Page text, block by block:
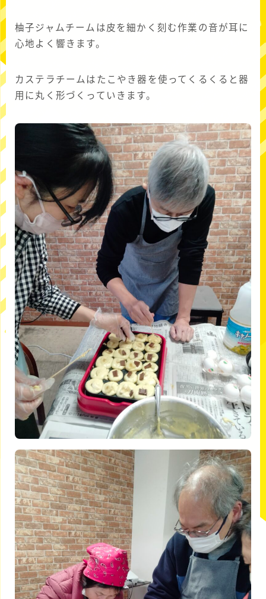
柚子ジャムチームは皮を細かく刻む作業の音が耳に
心地よく響きます。
カステラチームはたこやき器を使ってくるくると器
用に丸く形づくっていきます。